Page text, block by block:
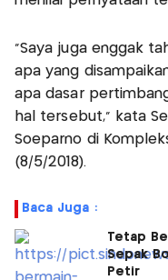
"Saya juga enggak
apa yang
apa dasar
hal tersebut," kata
Soeparno di
(8/5/2018).
Baca Juga :
Tetap
Sepak
Petir